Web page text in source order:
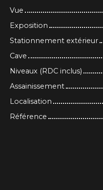
Vue
Exposition
Stationnement extérieur
Cave
Niveaux (RDC inclus)
Assainissement
Localisation
Référence